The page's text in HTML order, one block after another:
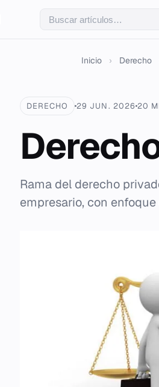
Inicio › Derecho
DERECHO 29 JUN. 2026 20
Rama del derecho
empresario, con